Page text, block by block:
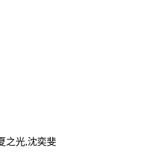
之光,沈奕斐